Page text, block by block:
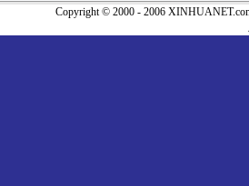
Copyright © 2000 - 2006